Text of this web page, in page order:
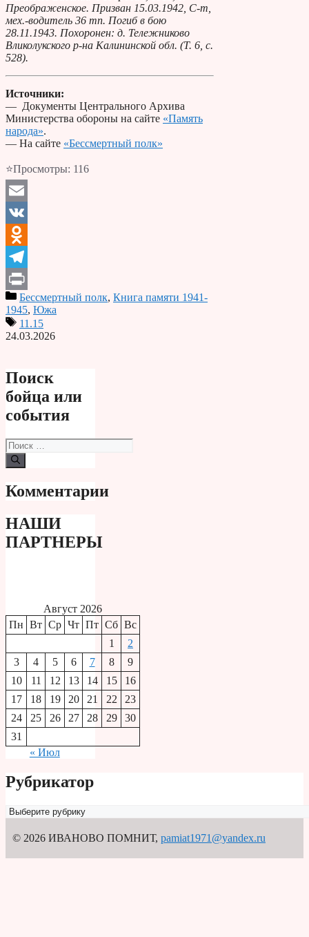
Преображенское. Призван 15.03.1942, С-т,
мех.-водитель 36 тп. Погиб в бою
28.11.1943. Похоронен: д. Тележниково
Вликолукского р-на Калининской обл. (Т. 6, с.
528).
Источники:
— Документы Центрального Архива
Министерства обороны на сайте «Память
народа».
— На сайте «Бессмертный полк»
⭐Просмотры: 116
Email
VK
Odnoklassniki
Telegram
PrintБессмертный полк, Книга памяти 1941-
1945, Южа
11.15
24.03.2026
Поиск
бойца или
события
Поиск:
Комментарии
НАШИ
ПАРТНЕРЫ
Август 2026
Пн Вт Ср Чт Пт Сб Вс
1
2
3
4 5 6 7 8
9
10
11 12 13 14 15
16
17
18 19 20 21 22
23
24
25 26 27 28 29
30
31
« Июл
Рубрикатор
Рубрикатор
© 2026 ИВАНОВО ПОМНИТ, pamiat1971@yandex.ru